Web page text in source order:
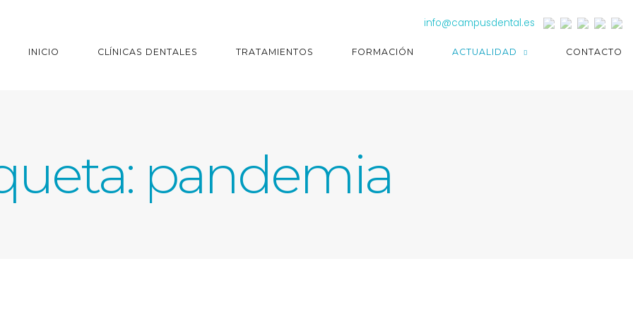
info@campusdental.es
INICIO CLÍNICAS DENTALES TRATAMIENTOS FORMACIÓN ACTUALIDAD CONTACTO
pandemia